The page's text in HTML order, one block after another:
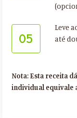
05
Leve
até
Nota: Esta receita
individual equivale